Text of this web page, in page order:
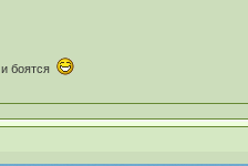
и боятся